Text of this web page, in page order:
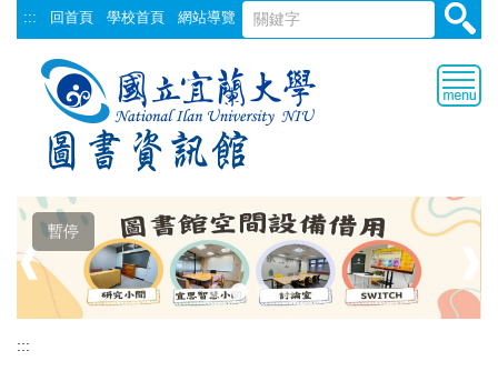
跳
到
::: 回首頁 學校首頁 網站導覽
暫停
❰
:::